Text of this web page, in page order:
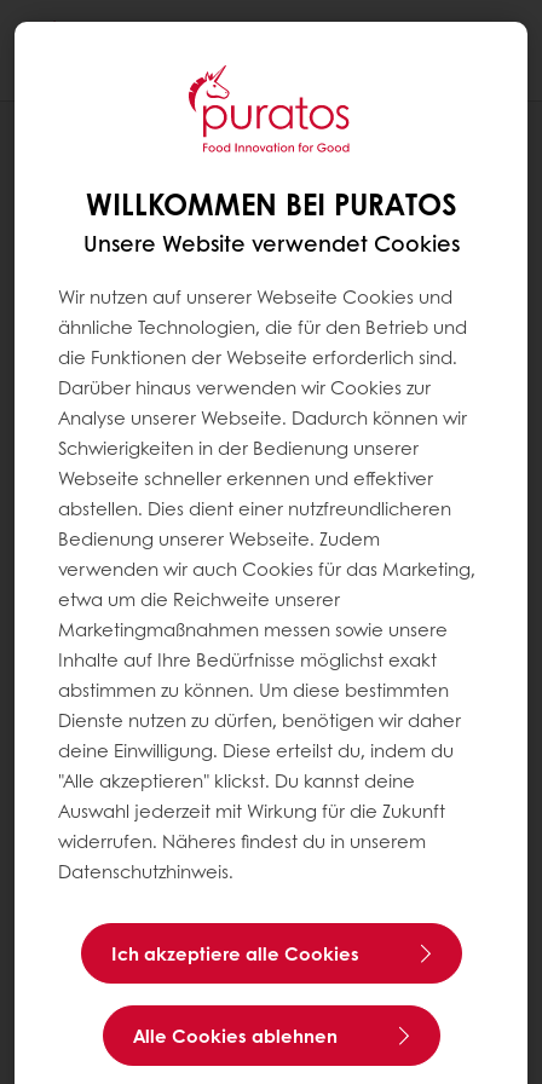
GRUNDREZEPTUR
WILLKOMMEN BEI PURATOS
Unsere Website verwendet Cookies
Wir nutzen auf unserer Webseite Cookies und
ähnliche Technologien, die für den Betrieb und
die Funktionen der Webseite erforderlich sind.
Darüber hinaus verwenden wir Cookies zur
Analyse unserer Webseite. Dadurch können wir
Schwierigkeiten in der Bedienung unserer
Webseite schneller erkennen und effektiver
abstellen. Dies dient einer nutzfreundlicheren
Bedienung unserer Webseite. Zudem
verwenden wir auch Cookies für das Marketing,
etwa um die Reichweite unserer
Marketingmaßnahmen messen sowie unsere
Inhalte auf Ihre Bedürfnisse möglichst exakt
abstimmen zu können. Um diese bestimmten
Dienste nutzen zu dürfen, benötigen wir daher
deine Einwilligung. Diese erteilst du, indem du
"Alle akzeptieren" klickst. Du kannst deine
Auswahl jederzeit mit Wirkung für die Zukunft
widerrufen. Näheres findest du in unserem
Datenschutzhinweis.
Ich akzeptiere alle Cookies
Alle Cookies ablehnen